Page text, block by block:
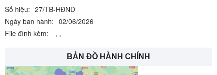
Số hiệu: 27/TB-HĐND
Ngày ban hành: 02/06/2026
File đính kèm:
, ,
BẢN ĐỒ HÀNH CHÍNH